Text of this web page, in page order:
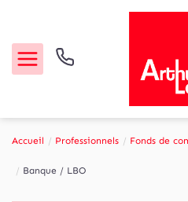
Acheter
Accueil Professionnels Fonds de
Banque / LBO